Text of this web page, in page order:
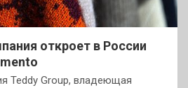
откроет в России
Teddy Group, владеющая